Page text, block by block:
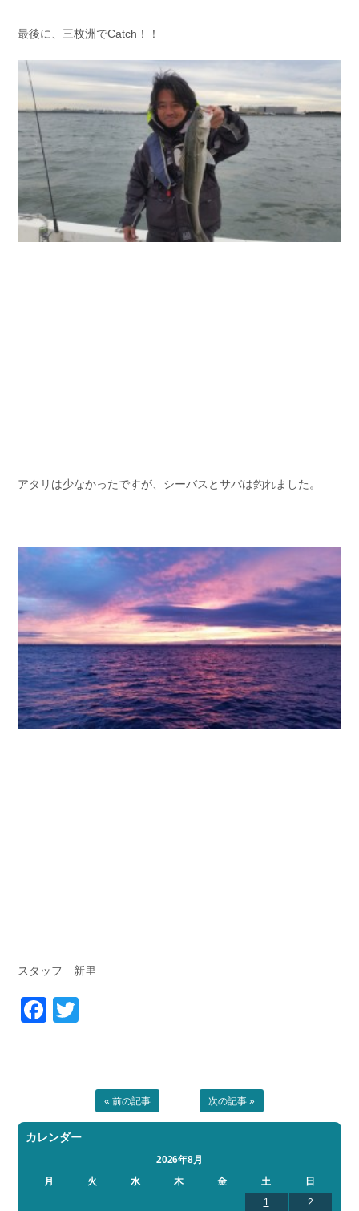
最後に、三枚洲でCatch！！
アタリは少なかったですが、シーバスとサバは釣れました。
スタッフ 新里
Facebook
« 前の記事 次の記事 »
カレンダー
2026年8月
月
火 水 木 金 土
日
1
2